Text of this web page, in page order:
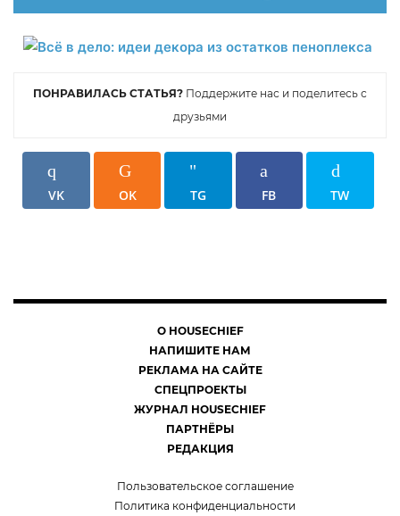
ПОНРАВИЛАСЬ СТАТЬЯ? Поддержите нас и поделитесь с
друзьями
VK OK TG FB TW
О HOUSECHIEF
НАПИШИТЕ НАМ
РЕКЛАМА НА САЙТЕ
СПЕЦПРОЕКТЫ
ЖУРНАЛ HOUSECHIEF
ПАРТНЁРЫ
РЕДАКЦИЯ
Пользовательское соглашение
Политика конфиденциальности